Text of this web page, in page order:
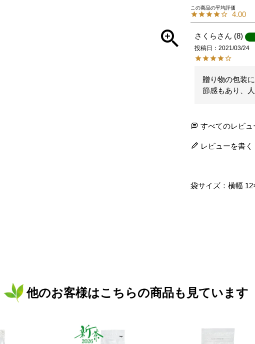
4.00
さくら 8
投稿日
2021/03/24
贈り物の包装
節感もあり、
すべてのレビュ
レビューを書く
袋サイズ：横幅
他のお客様はこちらの商品も見ています